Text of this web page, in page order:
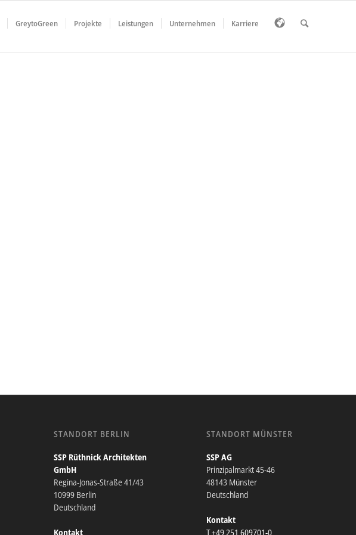
GreytoGreen Projekte Leistungen Unternehmen Karriere
STANDORT BERLIN
SSP Rüthnick Architekten
GmbH
Regina-Jonas-Straße 41/43
10999 Berlin
Deutschland
Kontakt
STANDORT MÜNSTER
SSP AG
Prinzipalmarkt 45-46
48143 Münster
Deutschland
Kontakt
T +49 251 609701-0